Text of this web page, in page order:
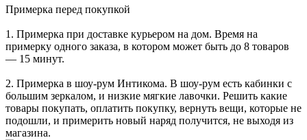
Примерка перед покупкой
1. Примерка при доставке курьером на дом. Время на
примерку одного заказа, в котором может быть до 8 товаров
— 15 минут.
2. Примерка в шоу-рум Интикома. В шоу-рум есть кабинки с
большим зеркалом, и низкие мягкие лавочки. Решить какие
товары покупать, оплатить покупку, вернуть вещи, которые не
подошли, и примерить новый наряд получится, не выходя из
магазина.